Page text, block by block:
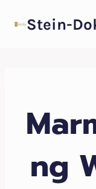
InhaltStein-
ng